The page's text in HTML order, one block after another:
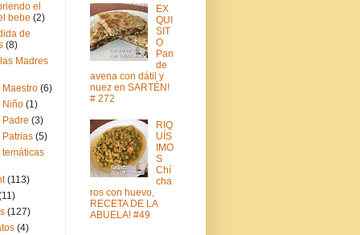
el
bebe (2)
de
(8)
Madres
(6)
Niño (1)
(3)
Patrias (5)
temáticas
(113)
(127)
(4)
EX
QUI
SIT
O
Pan
de
avena con dátil y
nuez en SARTÉN!
# 272
RIQ
UÍS
IMO
S
Chí
cha
ros con huevo,
RECETA DE LA
ABUELA! #49